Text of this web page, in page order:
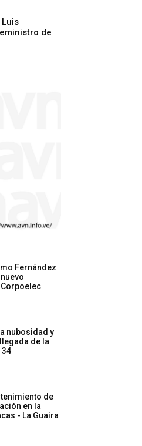
de
Fernández
nubosidad y
de la
34
de
en la
- La Guaira